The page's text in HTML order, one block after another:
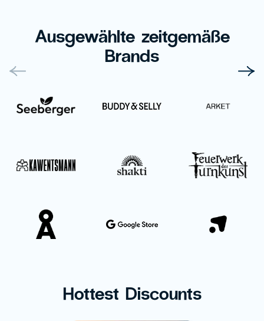
Ausgewählte zeitgemäße
Brands
Hottest Discounts